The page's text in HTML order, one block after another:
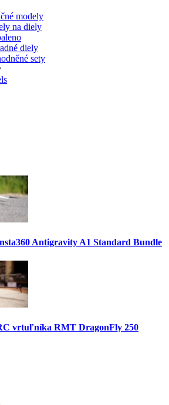
modely
na diely
diely
sety
Antigravity A1 Standard Bundle
vrtuľníka RMT DragonFly 250